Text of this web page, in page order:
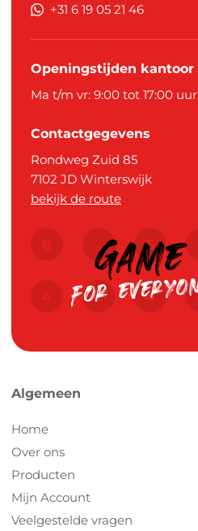
+31 6 19 05 21 46
Openingstijden kantoor
Ma t/m vr: 9:00 tot 17:00 uur
Contactgegevens
Rondweg Zuid 85
7102 JD Winterswijk
bekijk de route
Algemeen
Home
Over ons
Producten
Mijn Account
Veelgestelde vragen